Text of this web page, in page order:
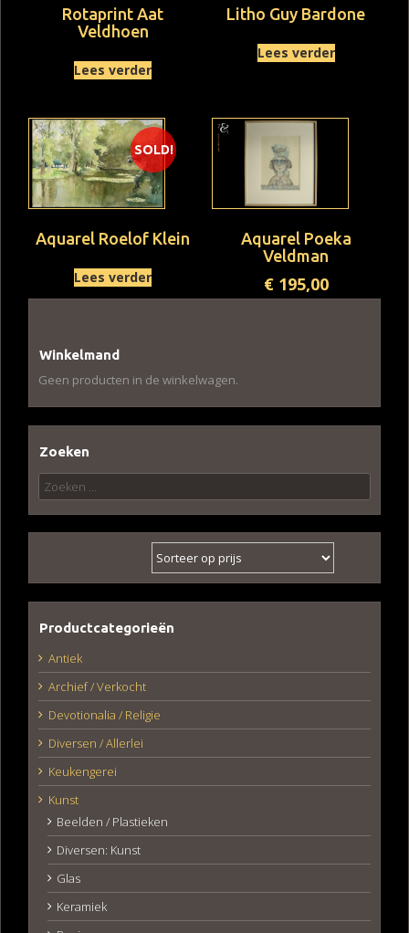
Rotaprint Aat
Veldhoen
Lees verder
Litho Guy Bardone
Lees verder
SOLD!
Aquarel Roelof Klein
Lees verder
Aquarel Poeka
Veldman
€195,00
Winkelmand
Geen producten in de winkelwagen.
Zoeken
Zoeken
naar:
Productcategorieën
Antiek
Archief / Verkocht
Devotionalia / Religie
Diversen / Allerlei
Keukengerei
Kunst
Beelden / Plastieken
Diversen: Kunst
Glas
Keramiek